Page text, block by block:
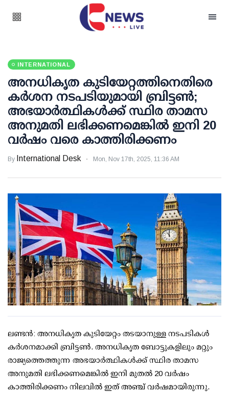
INTERNATIONAL
അനധികൃത കുടിയേറ്റത്തിനെതിരെ
കര്‍ശന നടപടിയുമായി ബ്രിട്ടണ്‍;
അഭയാര്‍ത്ഥികള്‍ക്ക് സ്ഥിര താമസ
അനുമതി ലഭിക്കണമെങ്കില്‍ ഇനി 20
വര്‍ഷം വരെ കാത്തിരിക്കണം
By International Desk Mon, Nov 17th, 2025, 11:36 AM
ലണ്ടന്‍: അനധികൃത കുടിയേറ്റം തടയാനുള്ള നടപടികള്‍
കര്‍ശനമാക്കി ബ്രിട്ടണ്‍. അനധികൃത ബോട്ടുകളിലും മറ്റും
രാജ്യത്തെത്തുന്ന അഭയാര്‍ത്ഥികള്‍ക്ക് സ്ഥിര താമസ
അനുമതി ലഭിക്കണമെങ്കില്‍ ഇനി മുതല്‍ 20 വര്‍ഷം
കാത്തിരിക്കണം നിലവില്‍ ഇത് അഞ്ച് വര്‍ഷമായിരുന്നു.